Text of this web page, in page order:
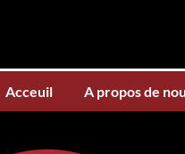
Acceuil A propos de